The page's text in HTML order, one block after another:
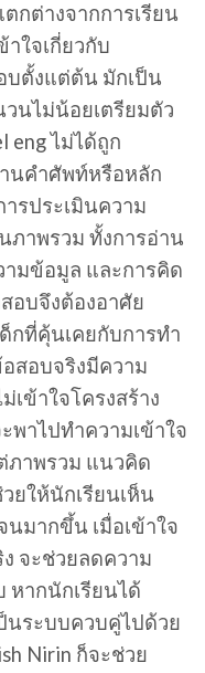
กต่างจากการเรียน
าใจเกี่ยวกับ
บตั้งแต่ต้น มักเป็น
นไม่น้อยเตรียมตัว
eng ไม่ได้ถูก
นคำศัพท์หรือหลัก
รประเมินความ
ภาพรวม ทั้งการอ่าน
ามข้อมูล และการคิด
อบจึงต้องอาศัย
กที่คุ้นเคยกับการทำ
สอบจริงมีความ
เข้าใจโครงสร้าง
าไปทำความเข้าใจ
ภาพรวม แนวคิด
ยให้นักเรียนเห็น
นมากขึ้น เมื่อเข้าใจ
จะช่วยลดความ
หากนักเรียนได้
นระบบควบคู่ไปด้วย
Nirin ก็จะช่วย